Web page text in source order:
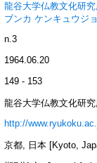
龍谷大学仏教文化研
ブンカ ケンキュウジ
n.3
1964.06.20
149 - 153
龍谷大学仏教文化研
http://
京都, 日本 [Kyoto,